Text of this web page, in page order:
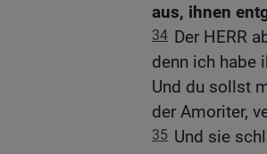
aus, ihnen
34 Der HERR
denn ich habe
Und du sollst
der Amoriter,
35 Und sie